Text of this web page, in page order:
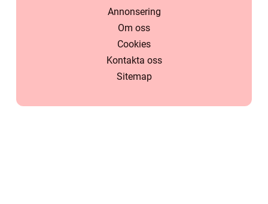
Annonsering
Om oss
Cookies
Kontakta oss
Sitemap